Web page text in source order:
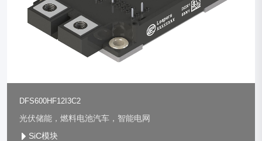
DFS600HF12I3C2
光伏储能，燃料电池汽车，智能电网
SiC模块